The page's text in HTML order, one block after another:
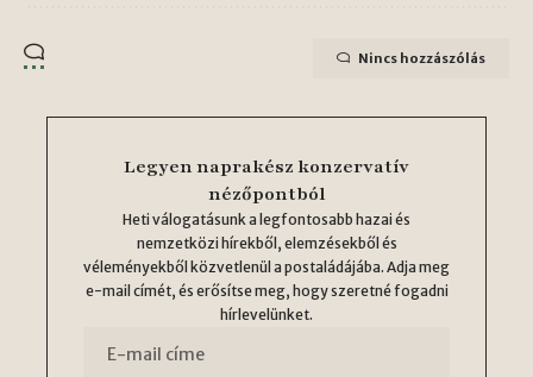
Nincs hozzászólás
Legyen naprakész konzervatív
nézőpontból
Heti válogatásunk a legfontosabb hazai és
nemzetközi hírekből, elemzésekből és
véleményekből közvetlenül a postaládájába. Adja meg
e-mail címét, és erősítse meg, hogy szeretné fogadni
hírlevelünket.